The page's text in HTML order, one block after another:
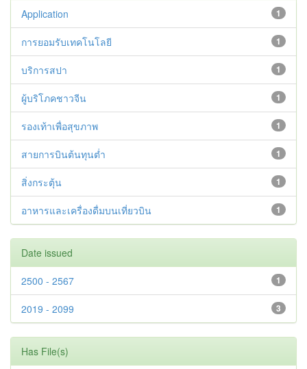
1
Application
1
การยอมรับเทคโนโลยี
1
บริการสปา
1
ผู้บริโภคชาวจีน
1
รองเท้าเพื่อสุขภาพ
1
สายการบินต้นทุนต่ำ
1
สิ่งกระตุ้น
1
อาหารและเครื่องดื่มบนเที่ยวบิน
Date issued
1
2500 - 2567
3
2019 - 2099
Has File(s)